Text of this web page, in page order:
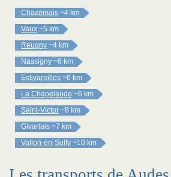
Chazemais ~4 km
Vaux ~5 km
Reugny ~4 km
Nassigny ~6 km
Estivareilles ~6 km
La Chapelaude ~6 km
Saint-Victor ~8 km
Givarlais ~7 km
Vallon-en-Sully ~10 km